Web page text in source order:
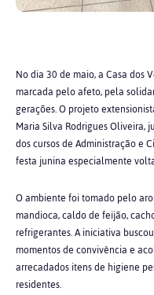
No dia 30 de maio, a Casa dos
marcada pelo afeto, pela
gerações. O projeto
Maria Silva Rodrigues
dos cursos de Administração e
festa junina especialmente
O ambiente foi tomado pelo
mandioca, caldo de feijão,
refrigerantes. A iniciativa
momentos de convivência e
arrecadados itens de higiene
residentes.